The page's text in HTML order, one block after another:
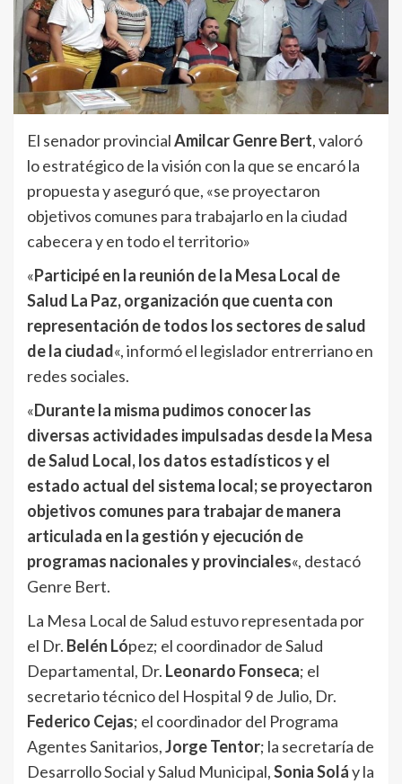
El senador provincialAmilcar Genre Bert, valoró
lo estratégico de la visión con la que se encaró la
propuesta y aseguró que, «se proyectaron
objetivos comunes para trabajarlo en la ciudad
cabecera y en todo el territorio»
«Participé en la reunión de la Mesa Local de
Salud La Paz, organización que cuenta con
representación de todos los sectores de salud
de la ciudad«, informó el legislador entrerriano en
redes sociales.
«Durante la misma pudimos conocer las
diversas actividades impulsadas desde la Mesa
de Salud Local, los datos estadísticos y el
estado actual del sistema local; se proyectaron
objetivos comunes para trabajar de manera
articulada en la gestión y ejecución de
programas nacionales y provinciales«, destacó
Genre Bert.
La Mesa Local de Salud estuvo representada por
el Dr. Belén López; el coordinador de Salud
Departamental, Dr. Leonardo Fonseca; el
secretario técnico del Hospital 9 de Julio, Dr.
Federico Cejas; el coordinador del Programa
Agentes Sanitarios,Jorge Tentor; la secretaría de
Desarrollo Social y Salud Municipal,Sonia Soláy la